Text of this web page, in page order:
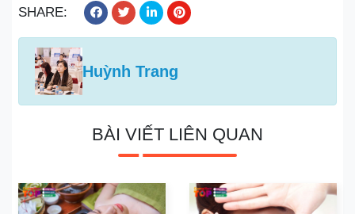
SHARE:
Huỳnh Trang
BÀI VIẾT LIÊN QUAN